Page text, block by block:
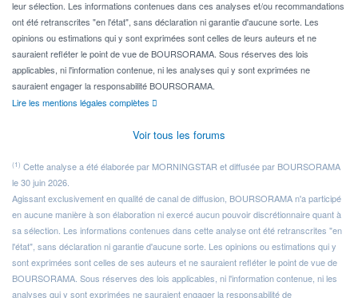
leur sélection. Les informations contenues dans ces analyses et/ou recommandations
ont été retranscrites "en l'état", sans déclaration ni garantie d'aucune sorte. Les
opinions ou estimations qui y sont exprimées sont celles de leurs auteurs et ne
sauraient refléter le point de vue de BOURSORAMA. Sous réserves des lois
applicables, ni l'information contenue, ni les analyses qui y sont exprimées ne
sauraient engager la responsabilité BOURSORAMA.
Lire les mentions légales complètes
Voir tous les forums
(1) Cette analyse a été élaborée par MORNINGSTAR et diffusée par BOURSORAMA
le 30 juin 2026.
Agissant exclusivement en qualité de canal de diffusion, BOURSORAMA n'a participé
en aucune manière à son élaboration ni exercé aucun pouvoir discrétionnaire quant à
sa sélection. Les informations contenues dans cette analyse ont été retranscrites "en
l'état", sans déclaration ni garantie d'aucune sorte. Les opinions ou estimations qui y
sont exprimées sont celles de ses auteurs et ne sauraient refléter le point de vue de
BOURSORAMA. Sous réserves des lois applicables, ni l'information contenue, ni les
analyses qui y sont exprimées ne sauraient engager la responsabilité de